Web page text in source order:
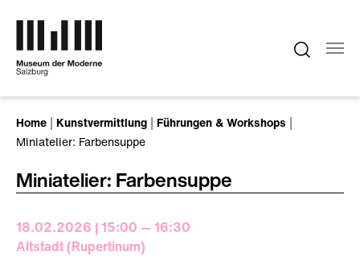
Home Kunstvermittlung
Führungen & Workshops
Miniatelier: Farbensuppe
Miniatelier: Farbensuppe
18.02.2026 | 15:00 — 16:30
Altstadt (Rupertinum)